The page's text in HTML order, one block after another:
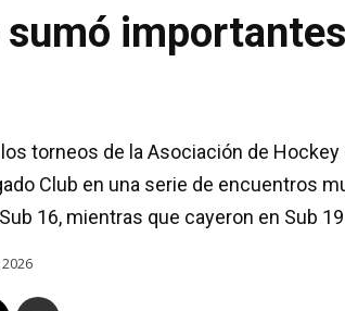
sumó
torneos de la Asociación de Hockey
Club en una serie de encuentros
16, mientras que cayeron en Sub